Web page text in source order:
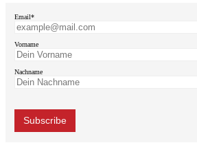
Email*
Vorname
Nachname